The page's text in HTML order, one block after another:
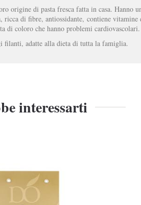
origine di pasta fresca fatta in casa. Hanno
ricca di fibre, antiossidante, contiene
di coloro che hanno problemi cardiovascolari.
filanti, adatte alla dieta di tutta la famiglia.
interessarti